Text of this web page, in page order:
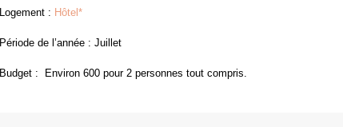
Logement : Hôtel*
Période de l’année : Juillet
Budget : Environ 600 pour 2 personnes tout compris.